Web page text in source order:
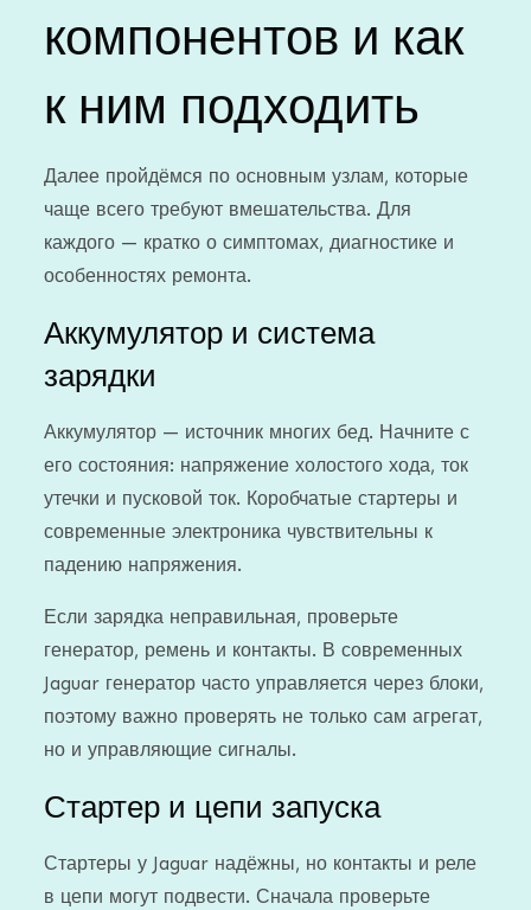
компонентов и как
к ним подходить
Далее пройдёмся по основным узлам, которые
чаще всего требуют вмешательства. Для
каждого — кратко о симптомах, диагностике и
особенностях ремонта.
Аккумулятор и система
зарядки
Аккумулятор — источник многих бед. Начните с
его состояния: напряжение холостого хода, ток
утечки и пусковой ток. Коробчатые стартеры и
современные электроника чувствительны к
падению напряжения.
Если зарядка неправильная, проверьте
генератор, ремень и контакты. В современных
Jaguar генератор часто управляется через блоки,
поэтому важно проверять не только сам агрегат,
но и управляющие сигналы.
Стартер и цепи запуска
Стартеры у Jaguar надёжны, но контакты и реле
в цепи могут подвести. Сначала проверьте